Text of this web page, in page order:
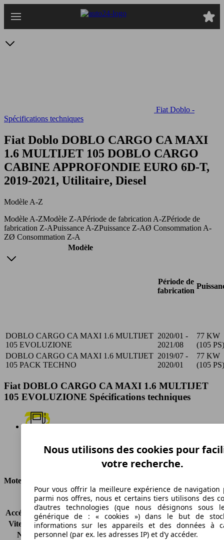
au
Fiat Doblo -
Spécifications techniques
Fiat Doblo DOBLO CARGO CA MAXI
1.6 MULTIJET 105 DOBLO CARGO
CABINE APPROFONDIE EURO 6D-T,
2019-2021, Utilitaire, Diesel
Modèle A-Z
Modèle A-ZModèle Z-APériode de fabrication A-ZPériode de
fabrication Z-APuissance A-ZPuissance Z-AØ Consommation A-
ZØ Consommation Z-A
Modèle
Période de
fabrication
DOBLO CARGO CA MAXI 1.6 MULTIJET
105 EVOLUZIONE
2020/01 -
2021/08
77 KW
(105 PS)
DOBLO CARGO CA MAXI 1.6 MULTIJET
105 PACK TECHNO
2019/07 -
2020/01
77 KW
(105 PS)
Fiat DOBLO CARGO CA MAXI 1.6 MULTIJET
105 EVOLUZIONE Spécifications techniques
Moteur et Puissance
KW (CH)
77 kW (105 PS)
Accélération (0-100 km/h) -
Vitesse maximale (km/h)
Nombre de vitesses
Nous utilisons des cookies pour
votre recherche.
Pour vous offrir la meilleure expérience de navigation
parmi nos offres, nous et certains tiers utilisons des
d’autres technologies (que nous désignons sous
générique de : « cookies ») dans le but de
informations sur les appareils et des données à
personnel (par ex. les adresses IP) et d’y accéder.